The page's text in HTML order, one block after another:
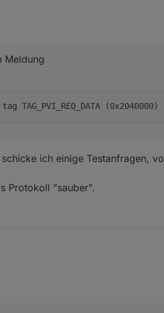
Meldung
tag TAG_PVI_REQ_DATA (0x2040000)
ich einige Testanfragen,
Protokoll "sauber".